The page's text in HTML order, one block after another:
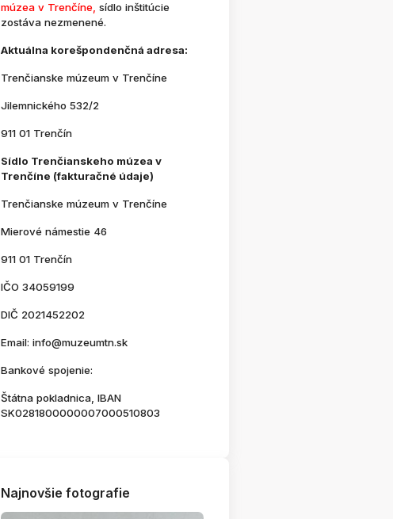
múzea v Trenčíne, sídlo inštitúcie
zostáva nezmenené.
Aktuálna korešpondenčná adresa:
Trenčianske múzeum v Trenčíne
Jilemnického 532/2
911 01 Trenčín
Sídlo Trenčianskeho múzea v
Trenčíne (fakturačné údaje)
Trenčianske múzeum v Trenčíne
Mierové námestie 46
911 01 Trenčín
IČO 34059199
DIČ 2021452202
Email: info@muzeumtn.sk
Bankové spojenie:
Štátna pokladnica, IBAN
SK0281800000007000510803
Najnovšie fotografie